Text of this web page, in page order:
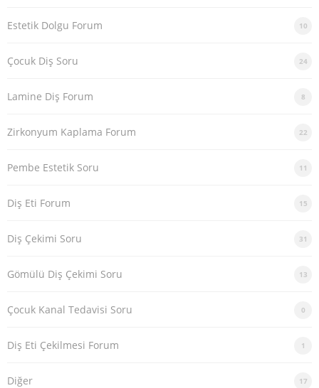
Estetik Dolgu Forum 10
Çocuk Diş Soru 24
Lamine Diş Forum 8
Zirkonyum Kaplama Forum 22
Pembe Estetik Soru 11
Diş Eti Forum 15
Diş Çekimi Soru 31
Gömülü Diş Çekimi Soru 13
Çocuk Kanal Tedavisi Soru 0
Diş Eti Çekilmesi Forum 1
Diğer 17